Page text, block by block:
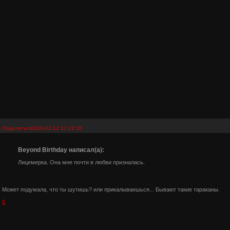
Поделиться2010-02-12 17:22:38
Beyond Birthday написал(а):
Лицемерка. Она мне почти в любви призналась.
Может подумала, что ты шутишь? или прикалываешься... Бывают такие тараканы.
0